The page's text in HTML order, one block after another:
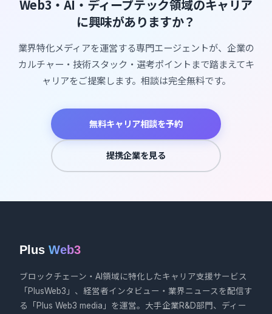
Web3・AI・ディープテック領域のキャリア
に興味がありますか？
業界特化メディアを運営する専門エージェントが、企業の
カルチャー・技術スタック・選考ポイントまで踏まえてキ
ャリアをご提案します。相談は完全無料です。
無料キャリア相談を予約
提携企業を見る
Plus Web3
ブロックチェーン・AI領域に特化したキャリア支援サービス
「PlusWeb3」、経営者インタビュー・業界ニュースを配信す
る「Plus Web3 media」を運営。大手企業R&D部門、ディー